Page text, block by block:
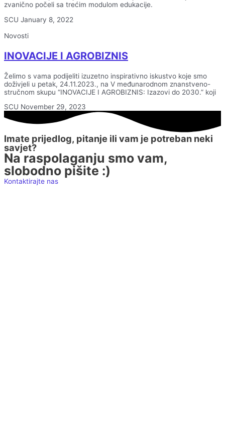
zvanično počeli sa trećim modulom edukacije.
SCU January 8, 2022
Novosti
INOVACIJE I AGROBIZNIS
Želimo s vama podijeliti izuzetno inspirativno iskustvo koje smo
doživjeli u petak, 24.11.2023., na V međunarodnom znanstveno-
stručnom skupu “INOVACIJE I AGROBIZNIS: Izazovi do 2030.” koji
SCU November 29, 2023
Imate prijedlog, pitanje ili vam je potreban neki
savjet?
Na raspolaganju smo vam,
slobodno pišite :)
Kontaktirajte nas